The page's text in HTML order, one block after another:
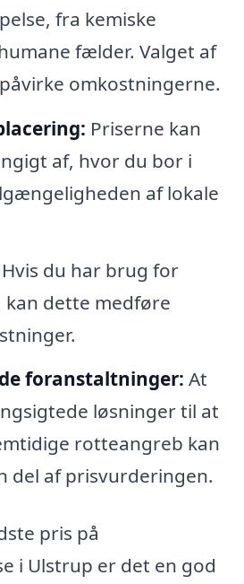
fra kemiske
fælder. Valget af
omkostningerne.
Priserne kan
af, hvor du bor i
af lokale
Hvis du har brug for
dette medføre
foranstaltninger: At
løsninger til at
rotteangreb kan
del af prisvurderingen.
pris på
i Ulstrup er det en god